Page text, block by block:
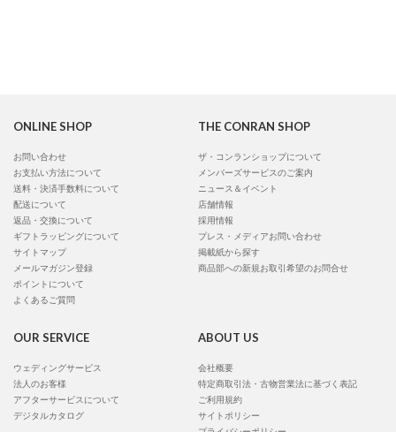
ONLINE SHOP
お問い合わせ
お支払い方法について
送料・決済手数料について
配送について
返品・交換について
ギフトラッピングについて
サイトマップ
メールマガジン登録
ポイントについて
よくあるご質問
THE CONRAN SHOP
ザ・コンランショップについて
メンバーズサービスのご案内
ニュース＆イベント
店舗情報
採用情報
プレス・メディアお問い合わせ
掲載紙から探す
商品部への新規お取引希望のお問合せ
OUR SERVICE
ウェディングサービス
法人のお客様
アフターサービスについて
デジタルカタログ
ABOUT US
会社概要
特定商取引法・古物営業法に基づく表記
ご利用規約
サイトポリシー